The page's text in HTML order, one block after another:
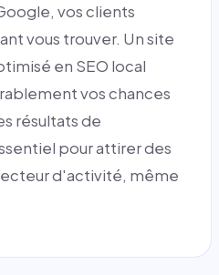
vos clients
vous trouver. Un site
en SEO local
vos chances
résultats de
pour attirer des
d'activité, même